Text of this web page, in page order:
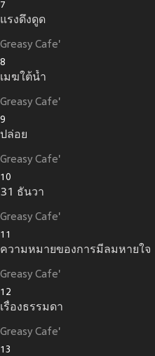
7
แรงดึงดูด
Greasy Cafe'
8
เมฆใต้น้ำ
Greasy Cafe'
9
ปล่อย
Greasy Cafe'
10
31 ธันวา
Greasy Cafe'
11
ความหมายของการมีลมหายใจ
Greasy Cafe'
12
เรื่องธรรมดา
Greasy Cafe'
13